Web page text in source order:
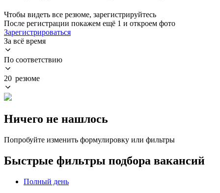
Чтобы видеть все резюме, зарегистрируйтесь
После регистрации покажем ещё 1 и откроем фото
Зарегистрироваться
За всё время
По соответствию
20 резюме
Ничего не нашлось
Попробуйте изменить формулировку или фильтры
Быстрые фильтры подбора вакансий
Полный день